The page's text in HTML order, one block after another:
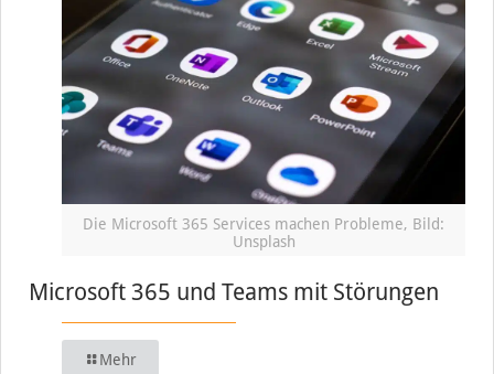
Die Microsoft 365 Services machen Probleme, Bild:
Unsplash
Microsoft 365 und Teams mit Störungen
Mehr